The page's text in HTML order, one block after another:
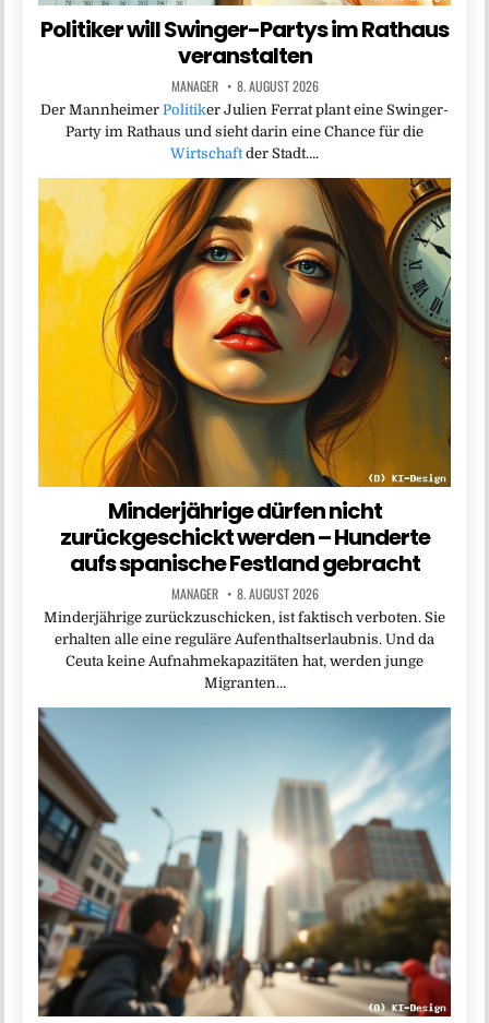
Politiker will Swinger-Partys im Rathaus
veranstalten
MANAGER 8. AUGUST 2026
Der Mannheimer Politiker Julien Ferrat plant eine Swinger-
Party im Rathaus und sieht darin eine Chance für die
Wirtschaftder Stadt….
Minderjährige dürfen nicht
zurückgeschickt werden – Hunderte
aufs spanische Festland gebracht
MANAGER 8. AUGUST 2026
Minderjährige zurückzuschicken, ist faktisch verboten. Sie
erhalten alle eine reguläre Aufenthaltserlaubnis. Und da
Ceuta keine Aufnahmekapazitäten hat, werden junge
Migranten…